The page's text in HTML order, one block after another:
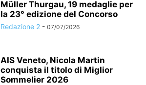
Müller Thurgau, 19 medaglie per
la 23° edizione del Concorso
Redazione 2 - 07/07/2026
AIS Veneto, Nicola Martin
conquista il titolo di Miglior
Sommelier 2026